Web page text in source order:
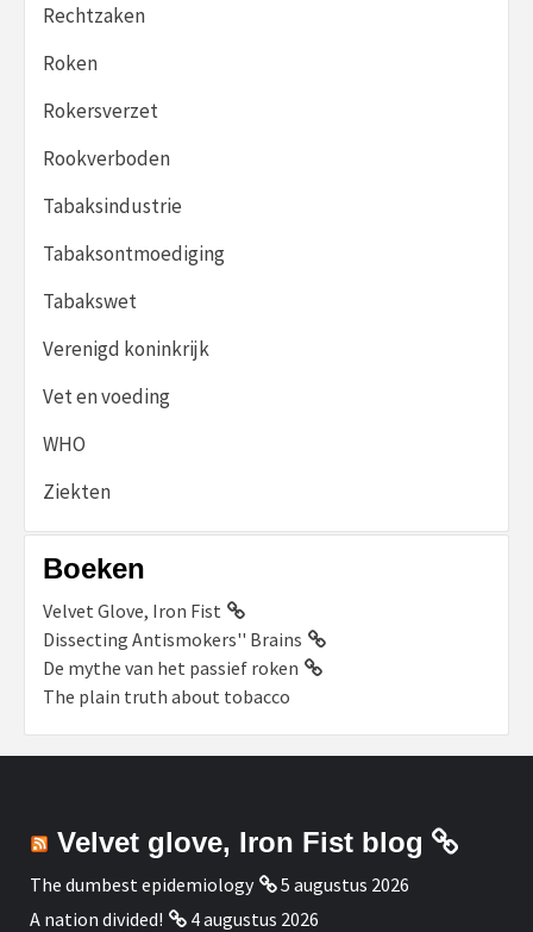
Rechtzaken
Roken
Rokersverzet
Rookverboden
Tabaksindustrie
Tabaksontmoediging
Tabakswet
Verenigd koninkrijk
Vet en voeding
WHO
Ziekten
Boeken
Velvet Glove, Iron Fist
Dissecting Antismokers'' Brains
De mythe van het passief roken
The plain truth about tobacco
Velvet glove, Iron Fist blog
The dumbest epidemiology
5 augustus 2026
A nation divided!
4 augustus 2026